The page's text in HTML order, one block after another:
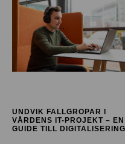
UNDVIK FALLGROPAR I
VÅRDENS IT-PROJEKT – EN
GUIDE TILL DIGITALISERING